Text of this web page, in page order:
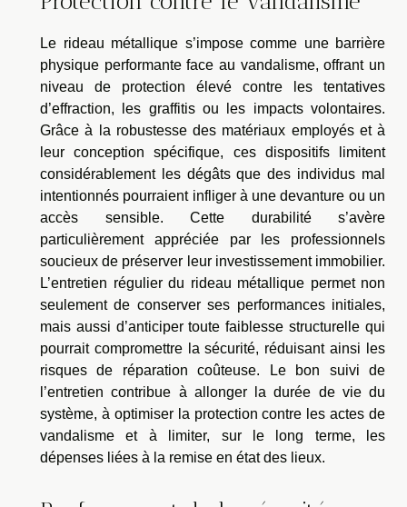
Le rideau métallique s’impose comme une barrière
physique performante face au vandalisme, offrant un
niveau de protection élevé contre les tentatives
d’effraction, les graffitis ou les impacts volontaires.
Grâce à la robustesse des matériaux employés et à
leur conception spécifique, ces dispositifs limitent
considérablement les dégâts que des individus mal
intentionnés pourraient infliger à une devanture ou un
accès sensible. Cette durabilité s’avère
particulièrement appréciée par les professionnels
soucieux de préserver leur investissement immobilier.
L’entretien régulier du rideau métallique permet non
seulement de conserver ses performances initiales,
mais aussi d’anticiper toute faiblesse structurelle qui
pourrait compromettre la sécurité, réduisant ainsi les
risques de réparation coûteuse. Le bon suivi de
l’entretien contribue à allonger la durée de vie du
système, à optimiser la protection contre les actes de
vandalisme et à limiter, sur le long terme, les
dépenses liées à la remise en état des lieux.